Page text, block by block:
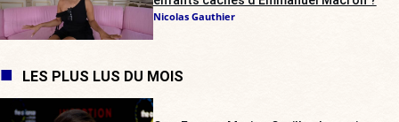
Nicolas Gauthier
LES PLUS LUS DU MOIS